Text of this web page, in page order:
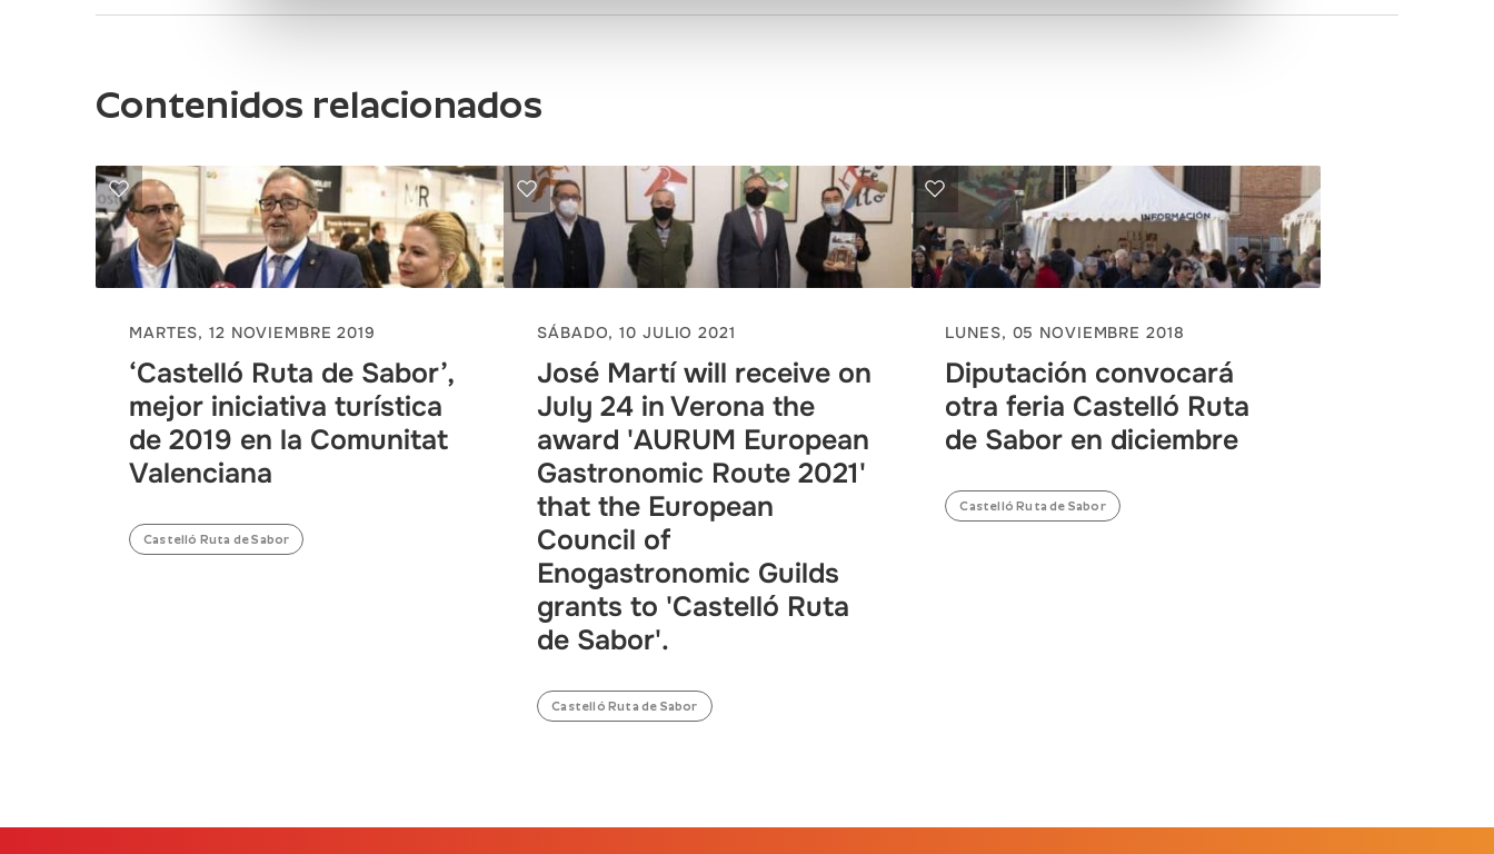
Contenidos relacionados
MARTES, 12 NOVIEMBRE 2019
‘Castelló Ruta de Sabor’,
mejor iniciativa turística
de 2019 en la Comunitat
Valenciana
Castelló Ruta de Sabor
SÁBADO, 10 JULIO 2021
José Martí will receive on
July 24 in Verona the
award 'AURUM European
Gastronomic Route 2021'
that the European
Council of
Enogastronomic Guilds
grants to 'Castelló Ruta
de Sabor'.
Castelló Ruta de Sabor
LUNES, 05 NOVIEMBRE 2018
Diputación convocará
otra feria Castelló Ruta
de Sabor en diciembre
Castelló Ruta de Sabor